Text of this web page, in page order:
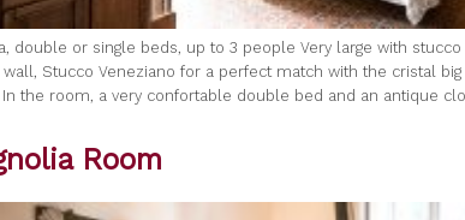
double or single beds, up to 3 people Very large with
wall, Stucco Veneziano for a perfect match with the cristal
In the room, a very confortable double bed and an antique
Room